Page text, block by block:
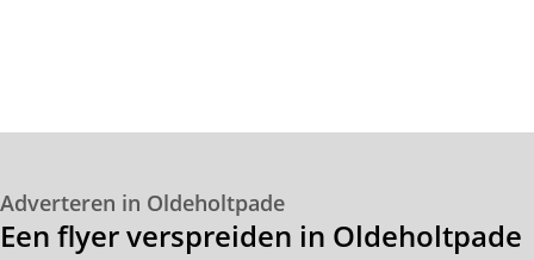
Adverteren in Oldeholtpade
Een flyer verspreiden in Oldeholtpade